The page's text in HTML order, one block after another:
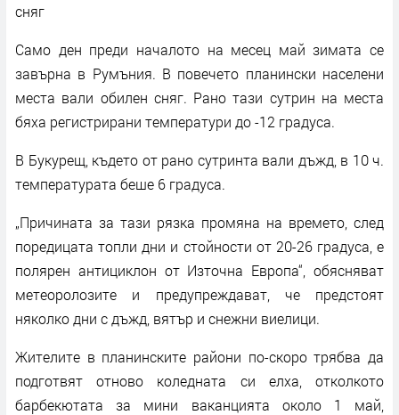
сняг
Само ден преди началото на месец май зимата се
завърна в Румъния. В повечето планински населени
места вали обилен сняг. Рано тази сутрин на места
бяха регистрирани температури до -12 градуса.
В Букурещ, където от рано сутринта вали дъжд, в 10 ч.
температурата беше 6 градуса.
„Причината за тази рязка промяна на времето, след
поредицата топли дни и стойности от 20-26 градуса, е
полярен антициклон от Източна Европа“, обясняват
метеоролозите и предупреждават, че предстоят
няколко дни с дъжд, вятър и снежни виелици.
Жителите в планинските райони по-скоро трябва да
подготвят отново коледната си елха, отколкото
барбекютата за мини ваканцията около 1 май,